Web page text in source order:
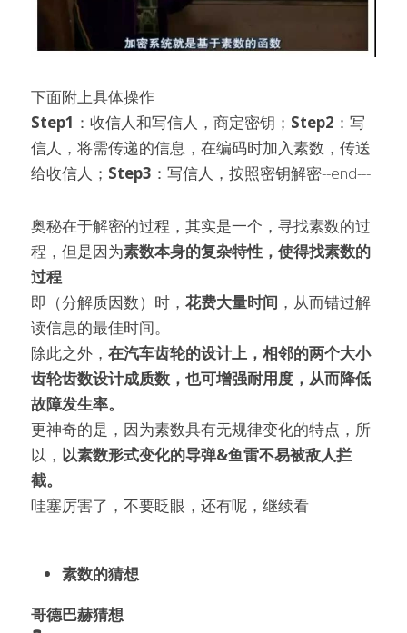
下面附上具体操作
Step1 ：收信人和写信人，商定密钥； Step2 ：写
信人，将需传递的信息，在编码时加入素数，传送
给收信人； Step3 ：写信人，按照密钥解密--end---
奥秘在于解密的过程，其实是一个，寻找素数的过
程，但是因为素数本身的复杂特性，使得找素数的
过程
即（分解质因数）时， 花费大量时间 ，从而错过解
读信息的最佳时间。
除此之外， 在汽车齿轮的设计上，相邻的两个大小
齿轮齿数设计成质数，也可增强耐用度，从而降低
故障发生率。
更神奇的是，因为素数具有无规律变化的特点，所
以， 以素数形式变化的导弹&鱼雷不易被敌人拦
截。
哇塞厉害了，不要眨眼，还有呢，继续看
素数的猜想
哥德巴赫猜想